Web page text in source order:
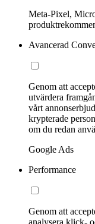
Meta-Pixel,
Avancerad
Genom att
utvärdera
vårt
krypterade
om du redan
Google Ads
Performance
Genom att